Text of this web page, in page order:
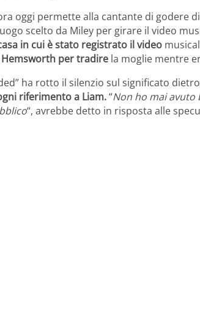
oggi permette alla cantante di godere di
scelto da Miley per girare il video
in cui è stato registrato il video
per tradire la moglie mentre
ha rotto il silenzio sul significato
riferimento a Liam.“Non ho mai avuto
“, avrebbe detto in risposta alle